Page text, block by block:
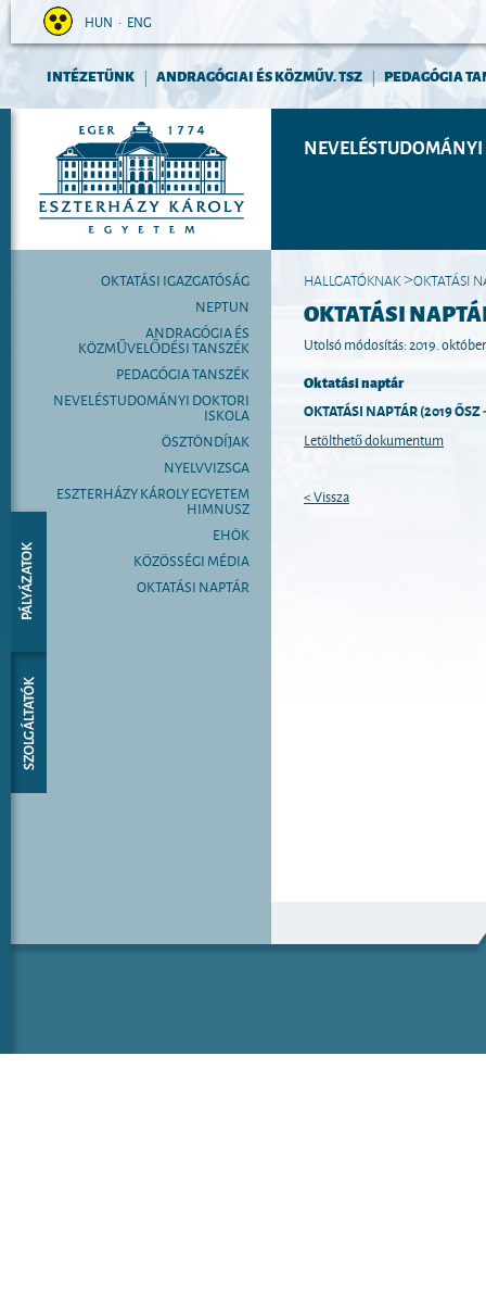
HUN • ENG
INTÉZETÜNK | ANDRAGÓGIAI ÉS KÖZMŰV. TSZ | PEDAGÓGIA
OKTATÁSI IGAZGATÓSÁG
NEPTUN
ANDRAGÓGIA ÉS
KÖZMŰVELŐDÉSI TANSZÉK
PEDAGÓGIA TANSZÉK
NEVELÉSTUDOMÁNYI DOKTORI
ISKOLA
ÖSZTÖNDÍJAK
NYELVVIZSGA
ESZTERHÁZY KÁROLY EGYETEM
HIMNUSZ
EHÖK
KÖZÖSSÉGI MÉDIA
OKTATÁSI NAPTÁR
HALLGATÓKNAK>OKTATÁSI
OKTATÁSI
Utolsó módosítás: 2019.
Oktatási naptár
OKTATÁSI NAPTÁR (2019
Letölthető dokumentum
< Vissza